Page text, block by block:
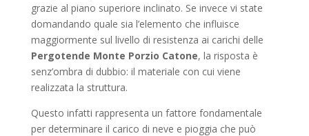
grazie al piano superiore inclinato. Se invece vi state
domandando quale sia l’elemento che influisce
maggiormente sul livello di resistenza ai carichi delle
Pergotende Monte Porzio Catone, la risposta è
senz’ombra di dubbio: il materiale con cui viene
realizzata la struttura.
Questo infatti rappresenta un fattore fondamentale
per determinare il carico di neve e pioggia che può